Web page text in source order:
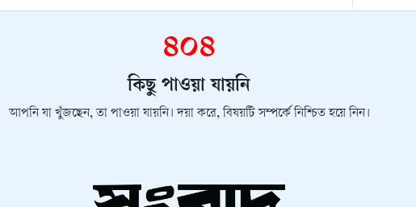
৪০৪
কিছু পাওয়া যায়নি
আপনি যা খুঁজছেন, তা পাওয়া যায়নি। দয়া করে, বিষয়টি সম্পর্কে নিশ্চিত হয়ে নিন।